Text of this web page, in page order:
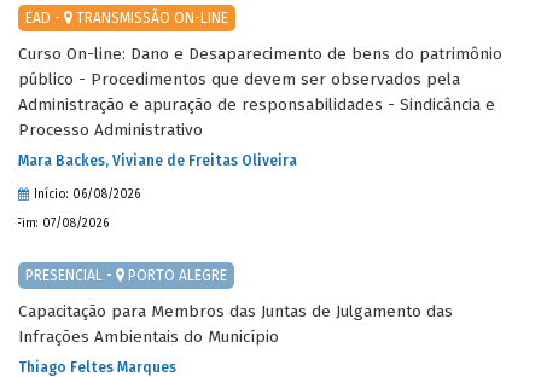
EAD - TRANSMISSÃO ON-LINE
Curso On-line: Dano e Desaparecimento de bens do patrimônio
público - Procedimentos que devem ser observados pela
Administração e apuração de responsabilidades - Sindicância e
Processo Administrativo
Mara Backes, Viviane de Freitas Oliveira
Início: 06/08/2026
Fim: 07/08/2026
PRESENCIAL - PORTO ALEGRE
Capacitação para Membros das Juntas de Julgamento das
Infrações Ambientais do Município
Thiago Feltes Marques